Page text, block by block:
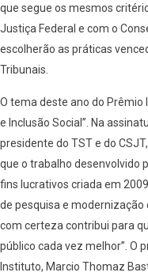
que segue os mesmos
Justiça Federal e com o
escolherão as práticas
Tribunais.
O tema deste ano do Prêmio
e Inclusão Social”. Na
presidente do TST e do
que o trabalho desenvolvido
fins lucrativos criada em
de pesquisa e modernização
com certeza contribui para
público cada vez melhor”. O
Instituto, Marcio Thomaz